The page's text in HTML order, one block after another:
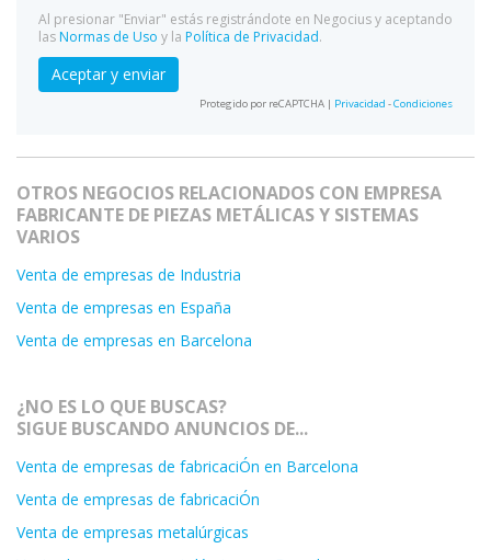
Al presionar "Enviar" estás registrándote en Negocius y aceptando
las Normas de Uso y la Política de Privacidad.
Aceptar y enviar
Protegido por reCAPTCHA | Privacidad -Condiciones
OTROS NEGOCIOS RELACIONADOS CON EMPRESA
FABRICANTE DE PIEZAS METÁLICAS Y SISTEMAS
VARIOS
Venta de empresas de Industria
Venta de empresas en España
Venta de empresas en Barcelona
¿NO ES LO QUE BUSCAS?
SIGUE BUSCANDO ANUNCIOS DE...
Venta de empresas de fabricaciÓn en Barcelona
Venta de empresas de fabricaciÓn
Venta de empresas metalúrgicas